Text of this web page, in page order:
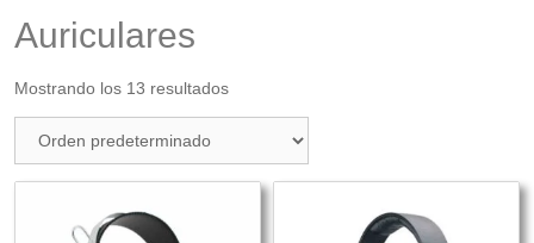
Auriculares
Mostrando los 13 resultados